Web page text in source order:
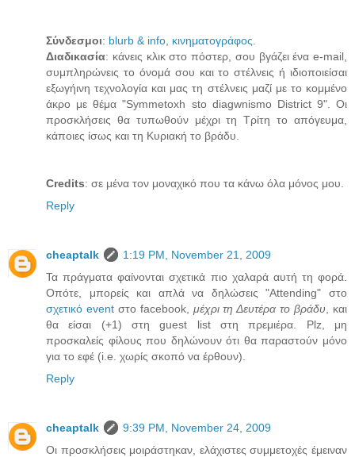
Σύνδεσμοι: blurb & info κινηματογράφος
Διαδικασία: κάνεις κλικ στο πόστερ, σου βγάζει ένα e-mail,
συμπληρώνεις το όνομά σου και το στέλνεις ή ιδιοποιείσαι
εξωγήινη τεχνολογία και μας τη στέλνεις μαζί με το κομμένο
άκρο με θέμα "Symmetoxh sto diagwnismo District 9". Οι
προσκλήσεις θα τυπωθούν μέχρι τη Τρίτη το απόγευμα,
κάποιες ίσως και τη Κυριακή το βράδυ.
Credits: σε μένα τον μοναχικό που τα κάνω όλα μόνος μου.
Reply
cheaptalk
1:19 PM, November 21, 2009
Τα πράγματα φαίνονται σχετικά πιο χαλαρά αυτή τη φορά.
Οπότε, μπορείς και απλά να δηλώσεις "Attending" στο
σχετικό eventστο facebook, μέχρι τη Δευτέρα το βράδυ , και
θα είσαι (+1) στη guest list στη πρεμιέρα. Plz, μη
προσκαλείς φίλους που δηλώνουν ότι θα παραστούν μόνο
για το εφέ (i.e. χωρίς σκοπό να έρθουν).
Reply
cheaptalk
9:39 PM, November 24, 2009
Οι προσκλήσεις μοιράστηκαν, ελάχιστες συμμετοχές έμειναν